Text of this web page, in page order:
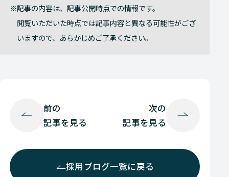
記事の内容は、記事公開時点での情報です。
閲覧いただいた時点では記事内容と異なる可能性がござ
いますので、あらかじめご了承ください。
前の
記事を見る
採用ブログ一覧に戻る
次の
記事を見る